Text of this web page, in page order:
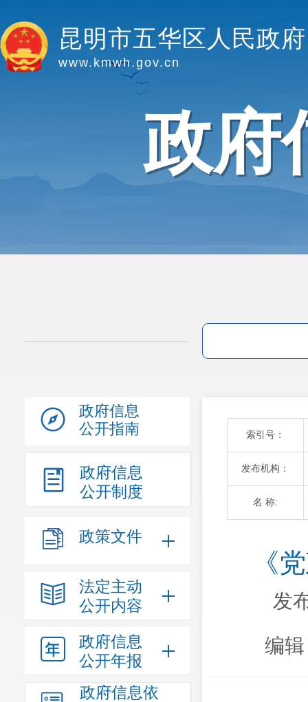
昆明市五华区人民政府
www.kmwh.gov.cn
政府
政府信息
公开指南
政府信息
公开制度
政策文件
法定主动
公开内容
政府信息
公开年报
政府信息依
索引号：
发布机构：
名 称:
《
发
编